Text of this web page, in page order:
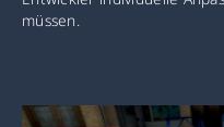
müssen.